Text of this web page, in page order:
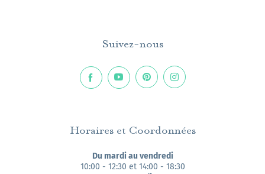
Suivez-nous
Horaires et Coordonnées
Du mardi au vendredi
10:00 - 12:30 et 14:00 - 18:30